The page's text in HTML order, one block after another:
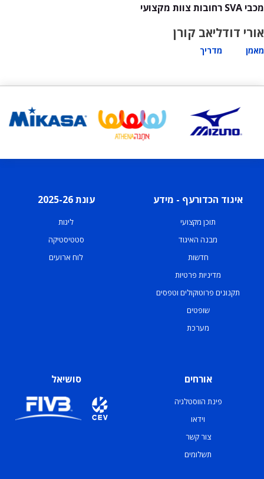
מכבי SVA רחובות צוות מקצועי
אורי דוד
מאמן
ליאב קורן
מדריך
איגוד הכדורעף - מידע
תוכן מקצועי
מבנה האיגוד
חדשות
מדיניות פרטיות
תקנונים פרוטוקולים וטפסים
שופטים
מערכת
עונת 2025-26
ליגות
סטטיסטיקה
לוח ארועים
אורחים
פינת הווסטלגיה
וידאו
צור קשר
תשלומים
סושיאל